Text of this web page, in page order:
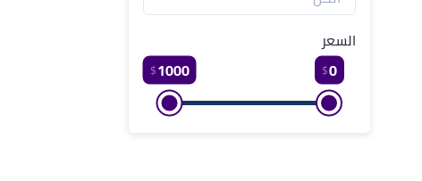
السعر
0
$
1000
$